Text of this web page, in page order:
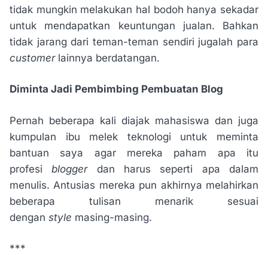
tidak mungkin melakukan hal bodoh hanya sekadar
untuk mendapatkan keuntungan jualan. Bahkan
tidak jarang dari teman-teman sendiri jugalah para
customer lainnya berdatangan.
Diminta Jadi Pembimbing Pembuatan Blog
Pernah beberapa kali diajak mahasiswa dan juga
kumpulan ibu melek teknologi untuk meminta
bantuan saya agar mereka paham apa itu
profesiblogger dan harus seperti apa dalam
menulis. Antusias mereka pun akhirnya melahirkan
beberapa tulisan menarik sesuai
dengan style masing-masing.
***